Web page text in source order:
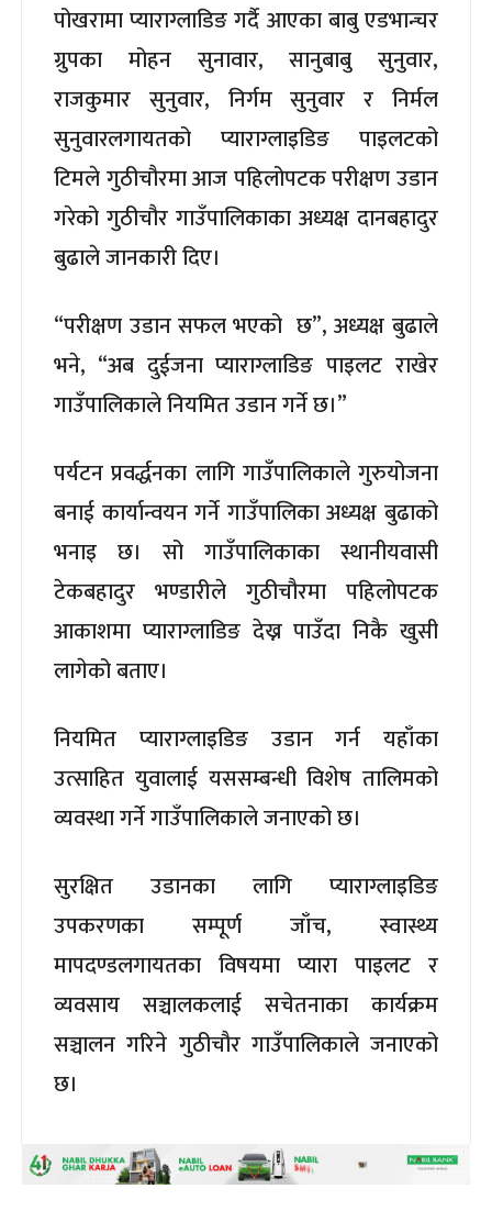
पोखरामा प्याराग्लाडिङ गर्दै आएका बाबु एडभान्चर
ग्रुपका मोहन सुनावार, सानुबाबु सुनुवार,
राजकुमार सुनुवार, निर्गम सुनुवार र निर्मल
सुनुवारलगायतको प्याराग्लाइडिङ पाइलटको
टिमले गुठीचौरमा आज पहिलोपटक परीक्षण उडान
गरेको गुठीचौर गाउँपालिकाका अध्यक्ष दानबहादुर
बुढाले जानकारी दिए।
“परीक्षण उडान सफल भएको छ”, अध्यक्ष बुढाले
भने, “अब दुईजना प्याराग्लाडिङ पाइलट राखेर
गाउँपालिकाले नियमित उडान गर्ने छ।”
पर्यटन प्रवर्द्धनका लागि गाउँपालिकाले गुरुयोजना
बनाई कार्यान्वयन गर्ने गाउँपालिका अध्यक्ष बुढाको
भनाइ छ। सो गाउँपालिकाका स्थानीयवासी
टेकबहादुर भण्डारीले गुठीचौरमा पहिलोपटक
आकाशमा प्याराग्लाडिङ देख्न पाउँदा निकै खुसी
लागेको बताए।
नियमित प्याराग्लाइडिङ उडान गर्न यहाँका
उत्साहित युवालाई यससम्बन्धी विशेष तालिमको
व्यवस्था गर्ने गाउँपालिकाले जनाएको छ।
सुरक्षित उडानका लागि प्याराग्लाइडिङ
उपकरणका सम्पूर्ण जाँच, स्वास्थ्य
मापदण्डलगायतका विषयमा प्यारा पाइलट र
व्यवसाय सञ्चालकलाई सचेतनाका कार्यक्रम
सञ्चालन गरिने गुठीचौर गाउँपालिकाले जनाएको
छ।